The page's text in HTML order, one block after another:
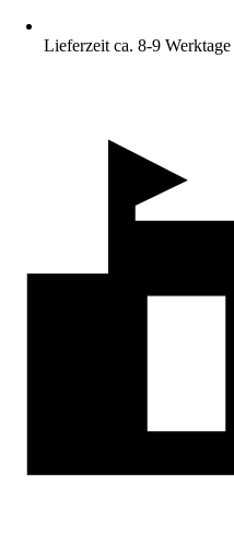
Lieferzeit ca. 8-9 Werktage